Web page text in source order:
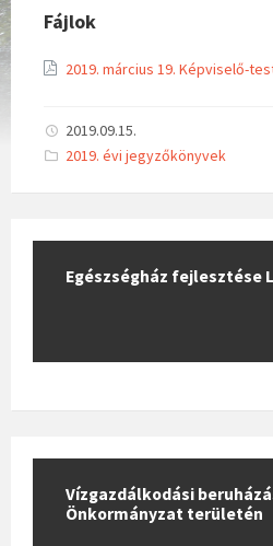
Fájlok
2019. március 19. Képviselő-
2019.09.15.
C
r
e
2019. évi jegyzőkönyvek
Egészségház fejlesztése
Vízgazdálkodási
Önkormányzat területén